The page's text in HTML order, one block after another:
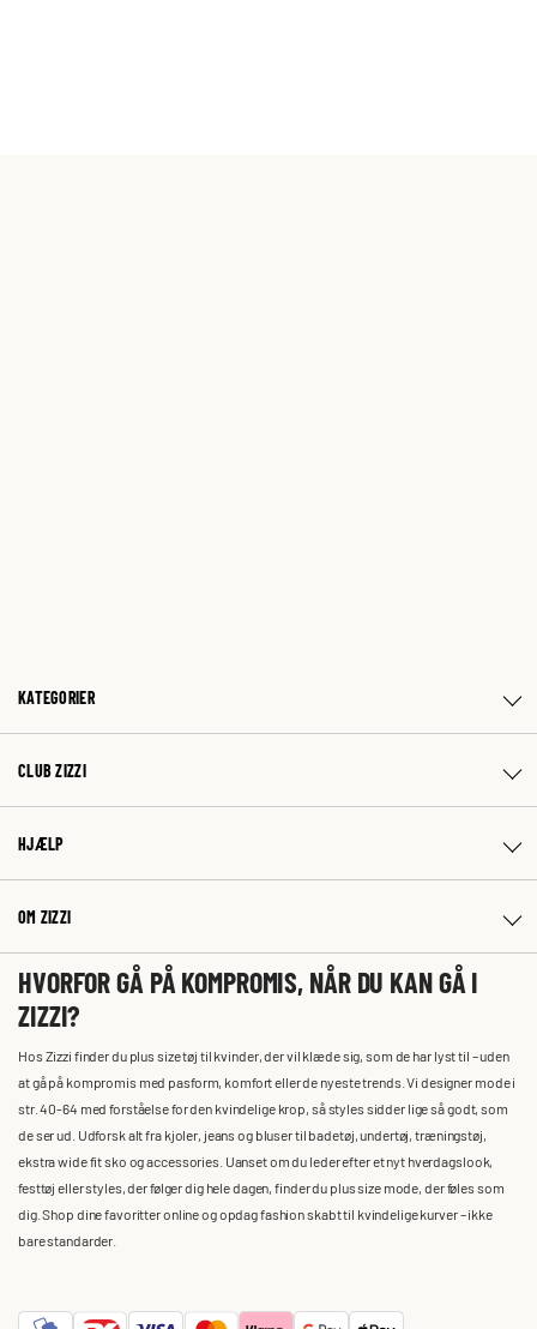
KATEGORIER
CLUB ZIZZI
HJÆLP
OM ZIZZI
HVORFOR GÅ PÅ KOMPROMIS, NÅR DU KAN GÅ I
ZIZZI?
Hos Zizzi finder du plus size tøj til kvinder, der vil klæde sig, som de har lyst til – uden
at gå på kompromis med pasform, komfort eller de nyeste trends. Vi designer mode i
str. 40-64 med forståelse for den kvindelige krop, så styles sidder lige så godt, som
de ser ud. Udforsk alt fra kjoler, jeans og bluser til badetøj, undertøj, træningstøj,
ekstra wide fit sko og accessories. Uanset om du leder efter et nyt hverdagslook,
festtøj eller styles, der følger dig hele dagen, finder du plus size mode, der føles som
dig. Shop dine favoritter online og opdag fashion skabt til kvindelige kurver – ikke
bare standarder.